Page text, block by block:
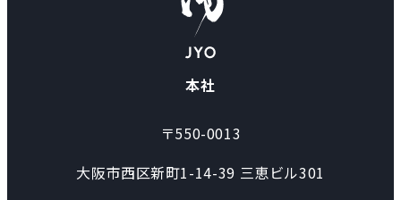
本社
〒550-0013
大阪市西区新町1-14-39 三恵ビル301